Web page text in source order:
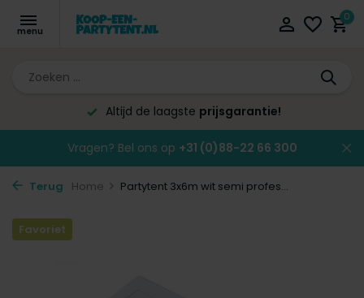
0
Altijd de laagste prijsgarantie!
Vragen? Bel ons op +31 (0)88-22 66 300
Terug Home Partytent 3x6m wit semi profes...
Favoriet